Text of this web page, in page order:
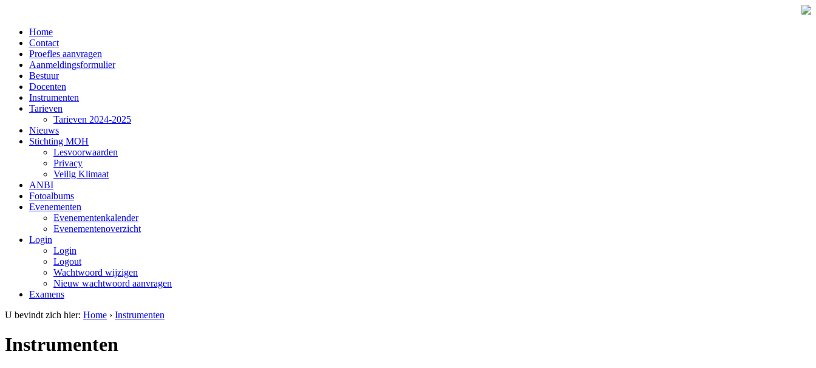
Home
Contact
Proefles aanvragen
Aanmeldingsformulier
Bestuur
Docenten
Instrumenten
Tarieven
Tarieven 2024-2025
Nieuws
Stichting MOH
Lesvoorwaarden
Privacy
Veilig Klimaat
ANBI
Fotoalbums
Evenementen
Evenementenkalender
Evenementenoverzicht
Login
Login
Logout
Wachtwoord wijzigen
Nieuw wachtwoord aanvragen
Examens
U bevindt zich hier: Home › Instrumenten
Instrumenten